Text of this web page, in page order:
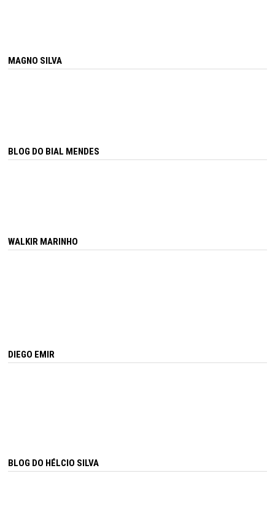
MAGNO SILVA
BLOG DO BIAL MENDES
WALKIR MARINHO
DIEGO EMIR
BLOG DO HÉLCIO SILVA